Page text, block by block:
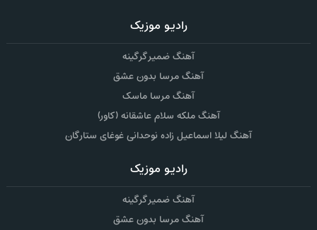
رادیو موزیک
آهنگ ضمیر گرگینه
آهنگ مرسا بدون عشق
آهنگ مرسا ماسک
آهنگ ملکه سلام عاشقانه (کاور)
آهنگ لیلا اسماعیل زاده نوحدانی غوغای ستارگان
رادیو موزیک
آهنگ ضمیر گرگینه
آهنگ مرسا بدون عشق